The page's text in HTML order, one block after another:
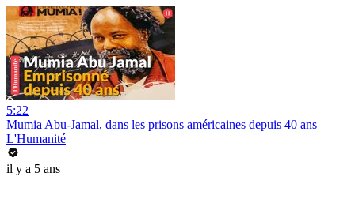
5:22
Mumia Abu-Jamal, dans les prisons américaines depuis 40 ans
L'Humanité
il y a 5 ans